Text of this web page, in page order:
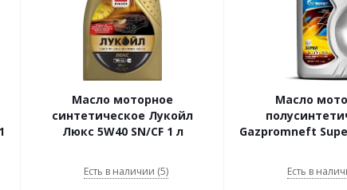
Масло моторное
синтетическое Лукойл
Люкс 5W40 SN/CF 1 л
Есть в наличии (5)
Масло
Gazpromneft
Есть в